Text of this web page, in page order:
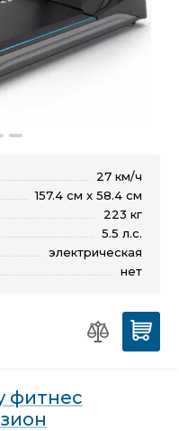
27 км/ч
157.4 см x 58.4 см
223 кг
5.5 л.с.
электрическая
нет
фитнес